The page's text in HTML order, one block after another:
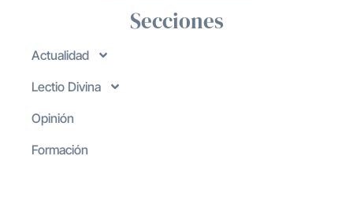
Secciones
Actualidad
Lectio Divina
Opinión
Formación